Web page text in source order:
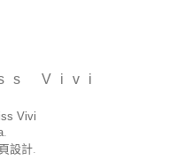
Vivi
Vivi
.
設計.